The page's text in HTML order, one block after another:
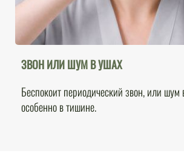
ЗВОН ИЛИ ШУМ В УШАХ
Беспокоит периодический звон, или шум
особенно в тишине.